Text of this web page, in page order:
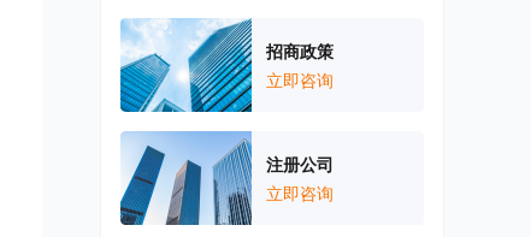
招商政策
立即咨询
注册公司
立即咨询